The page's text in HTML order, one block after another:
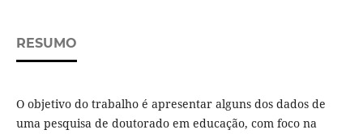
RESUMO
O objetivo do trabalho é apresentar alguns dos dados de
uma pesquisa de doutorado em educação, com foco na